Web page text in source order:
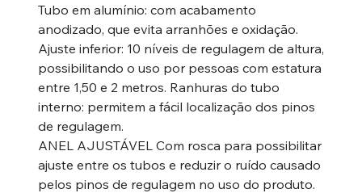
Tubo em alumínio: com acabamento
anodizado, que evita arranhões e oxidação.
Ajuste inferior: 10 níveis de regulagem de altura,
possibilitando o uso por pessoas com estatura
entre 1,50 e 2 metros. Ranhuras do tubo
interno: permitem a fácil localização dos pinos
de regulagem.
ANEL AJUSTÁVEL Com rosca para possibilitar
ajuste entre os tubos e reduzir o ruído causado
pelos pinos de regulagem no uso do produto.